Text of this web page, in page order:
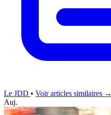
Le JDD • Voir articles similaires →
Auj.